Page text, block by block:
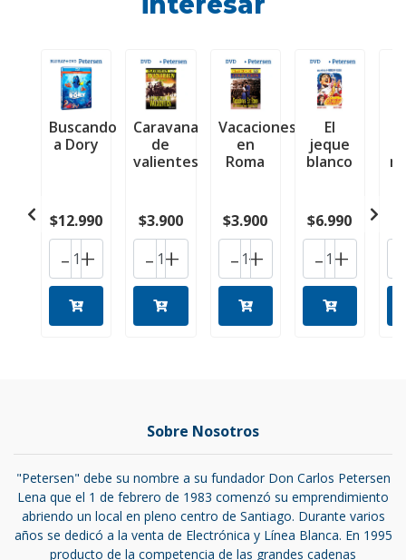
Buscando
a Dory
$12.990
+
-
Caravana
de
valientes
$3.900
+
-
Vacaciones
en
Roma
$3.900
+
-
El
jeque
blanco
$6.990
+
-
Sobre Nosotros
"Petersen" debe su nombre a su fundador Don Carlos Petersen
Lena que el 1 de febrero de 1983 comenzó su emprendimiento
abriendo un local en pleno centro de Santiago. Durante varios
años se dedicó a la venta de Electrónica y Línea Blanca. En 1995
producto de la competencia de las grandes cadenas